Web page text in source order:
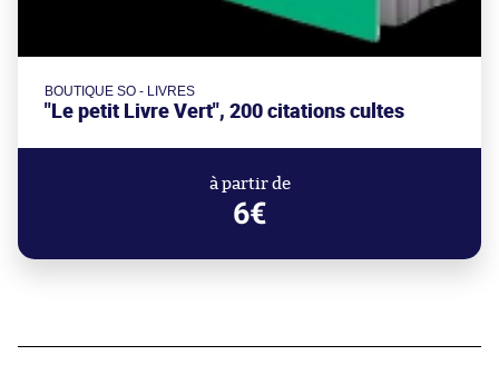
BOUTIQUE SO - LIVRES
"Le petit Livre Vert", 200 citations cultes
à partir de
6€